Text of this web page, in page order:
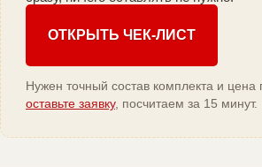
ОТКРЫТЬ ЧЕК-ЛИСТ
Нужен точный состав комплекта и цена
оставьте заявку, посчитаем за 15 минут.